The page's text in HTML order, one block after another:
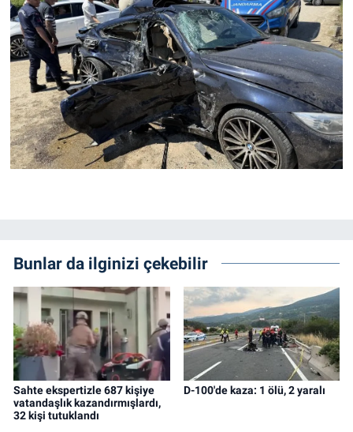
Bunlar da ilginizi çekebilir
Sahte ekspertizle 687 kişiye
vatandaşlık kazandırmışlardı,
32 kişi tutuklandı
D-100'de kaza: 1 ölü, 2 yaralı